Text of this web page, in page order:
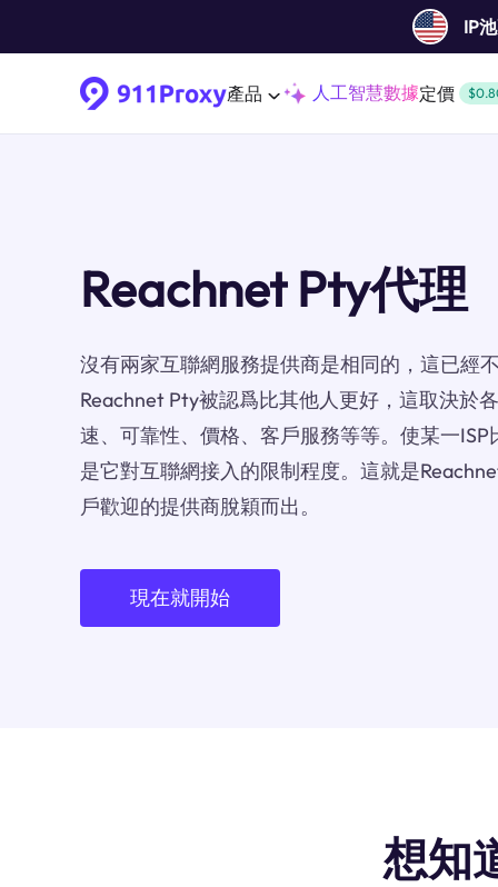
IP
產品 人工智慧數據定價
Reachnet Pty代理
沒有兩家互聯網服務提供商是相同的，這已經
Reachnet Pty被認爲比其他人更好，這取決於
速、可靠性、價格、客戶服務等等。使某一
是它對互聯網接入的限制程度。這就是
戶歡迎的提供商脫穎而出。
現在就開始
想知